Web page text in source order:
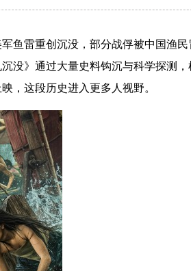
鱼雷重创沉没，部分战俘被中国渔
没》通过大量史料钩沉与科学探测
，这段历史进入更多人视野。